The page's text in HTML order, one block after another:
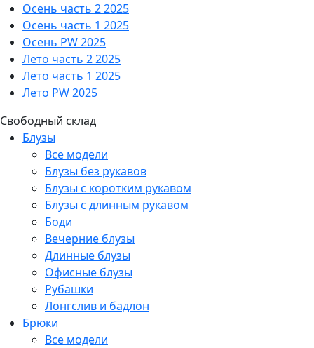
Осень часть 2 2025
Осень часть 1 2025
Осень PW 2025
Лето часть 2 2025
Лето часть 1 2025
Лето PW 2025
Свободный склад
Блузы
Все модели
Блузы без рукавов
Блузы с коротким рукавом
Блузы с длинным рукавом
Боди
Вечерние блузы
Длинные блузы
Офисные блузы
Рубашки
Лонгслив и бадлон
Брюки
Все модели